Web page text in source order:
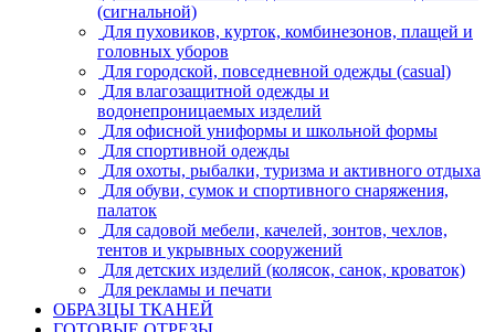
(сигнальной)
Для пуховиков, курток, комбинезонов, плащей и
головных уборов
Для городской, повседневной одежды (casual)
Для влагозащитной одежды и
водонепроницаемых изделий
Для офисной униформы и школьной формы
Для спортивной одежды
Для охоты, рыбалки, туризма и активного отдыха
Для обуви, сумок и спортивного снаряжения,
палаток
Для садовой мебели, качелей, зонтов, чехлов,
тентов и укрывных сооружений
Для детских изделий (колясок, санок, кроваток)
Для рекламы и печати
ОБРАЗЦЫ ТКАНЕЙ